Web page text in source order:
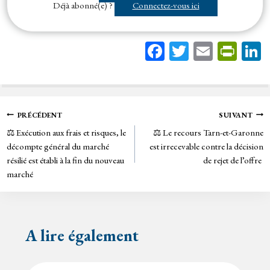
Déjà abonné(e) ?
Connectez-vous ici
Fa
bo
T
tt
E
ail
Pr
tF
rie
n
dl
y
Navigation
de
l’article
PRÉCÉDENT
⚖️ Exécution aux frais et risques, le
décompte général du marché
résilié est établi à la fin du nouveau
marché
SUIVANT
⚖️ Le recours Tarn-et-Garonne
est irrecevable contre la décision
de rejet de l’offre
A lire également